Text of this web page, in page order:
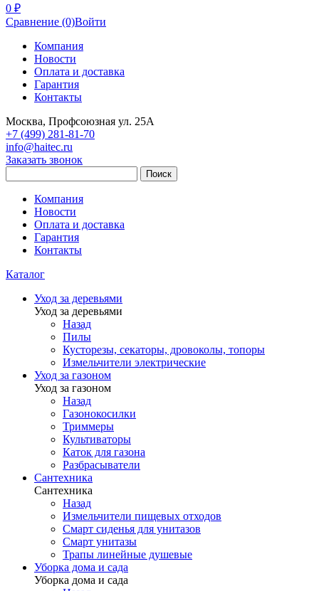
0 ₽
Сравнение (0)Войти
Компания
Новости
Оплата и доставка
Гарантия
Контакты
Москва, Профсоюзная ул. 25А
+7 (499) 281-81-70
info@haitec.ru
Заказать звонок
Поиск
Компания
Новости
Оплата и доставка
Гарантия
Контакты
Каталог
Уход за деревьями
Уход за деревьями
Назад
Пилы
Кусторезы, секаторы, дровоколы, топоры
Измельчители электрические
Уход за газоном
Уход за газоном
Назад
Газонокосилки
Триммеры
Культиваторы
Каток для газона
Разбрасыватели
Сантехника
Сантехника
Назад
Измельчители пищевых отходов
Смарт сиденья для унитазов
Смарт унитазы
Трапы линейные душевые
Уборка дома и сада
Уборка дома и сада